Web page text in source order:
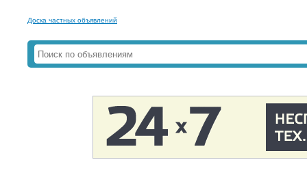
Доска частных объявлений